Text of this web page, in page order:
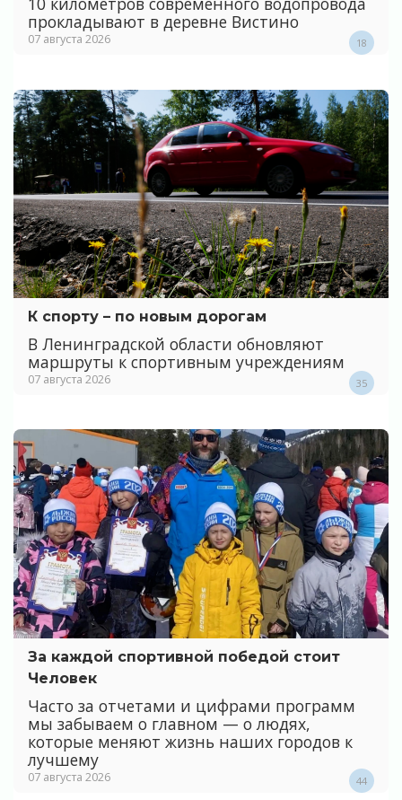
прокладывают в деревне Вистино
07 августа 2026 18
К спорту – по новым дорогам
В Ленинградской области обновляют
маршруты к спортивным учреждениям
07 августа 2026 35
За каждой спортивной победой стоит
Человек
Часто за отчетами и цифрами программ
мы забываем о главном — о людях,
которые меняют жизнь наших городов к
лучшему
07 августа 2026 44